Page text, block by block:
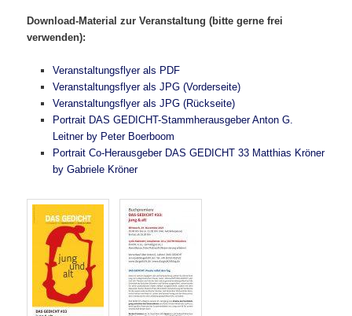
Download-Material zur Veranstaltung (bitte gerne frei
verwenden):
Veranstaltungsflyer als PDF
Veranstaltungsflyer als JPG (Vorderseite)
Veranstaltungsflyer als JPG (Rückseite)
Portrait DAS GEDICHT-Stammherausgeber Anton G.
Leitner by Peter Boerboom
Portrait Co-Herausgeber DAS GEDICHT 33 Matthias Kröner
by Gabriele Kröner